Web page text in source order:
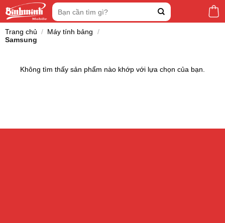
Tìm
kiếm:
Trang chủ / Máy tính bảng
/
Samsung
Không tìm thấy sản phẩm nào khớp với lựa chọn của bạn.